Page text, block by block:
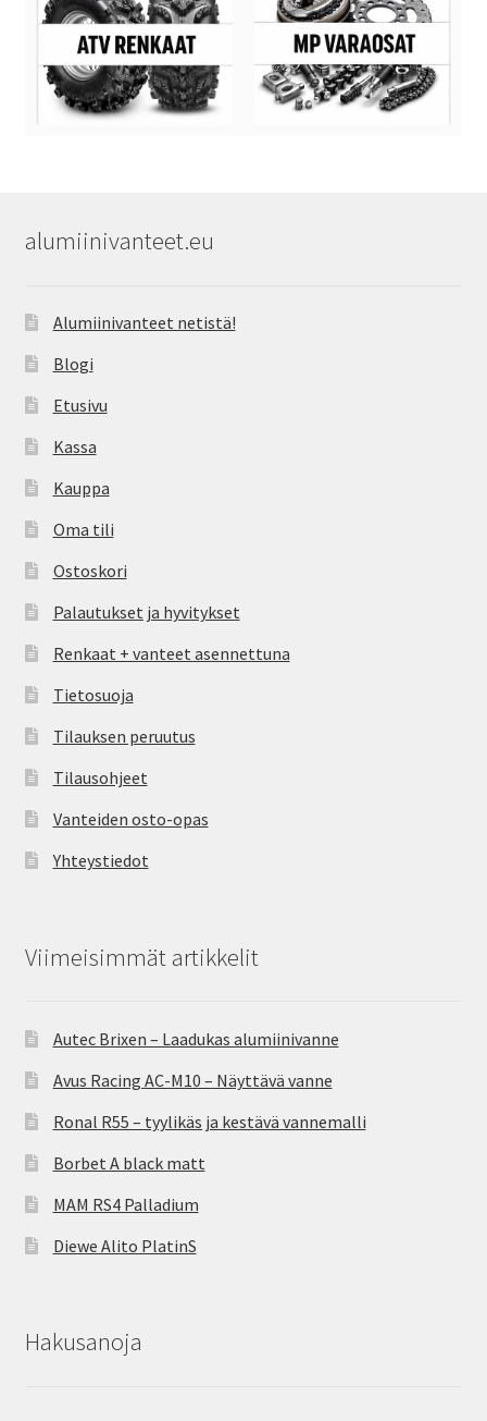
alumiinivanteet.eu
Alumiinivanteet netistä!
Blogi
Etusivu
Kassa
Kauppa
Oma tili
Ostoskori
Palautukset ja hyvitykset
Renkaat + vanteet asennettuna
Tietosuoja
Tilauksen peruutus
Tilausohjeet
Vanteiden osto-opas
Yhteystiedot
Viimeisimmät artikkelit
Autec Brixen – Laadukas alumiinivanne
Avus Racing AC-M10 – Näyttävä vanne
Ronal R55 – tyylikäs ja kestävä vannemalli
Borbet A black matt
MAM RS4 Palladium
Diewe Alito PlatinS
Hakusanoja